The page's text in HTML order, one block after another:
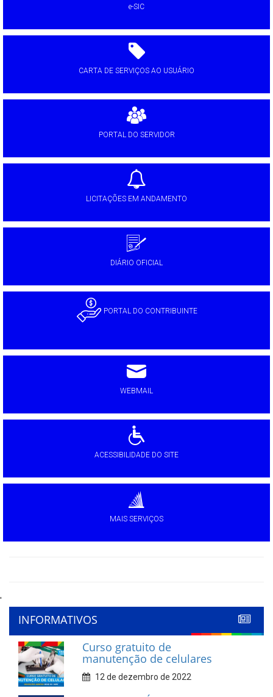
e-SIC
CARTA DE SERVIÇOS AO USUÁRIO
PORTAL DO SERVIDOR
LICITAÇÕES EM ANDAMENTO
DIÁRIO OFICIAL
PORTAL DO CONTRIBUINTE
WEBMAIL
ACESSIBILIDADE DO SITE
MAIS SERVIÇOS
'
INFORMATIVOS
Curso gratuito de
manutenção de celulares
12 de dezembro de 2022